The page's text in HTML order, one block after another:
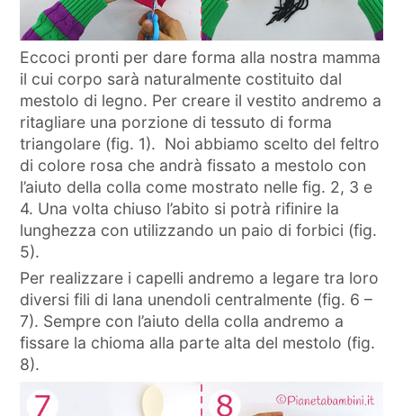
Eccoci pronti per dare forma alla nostra mamma
il cui corpo sarà naturalmente costituito dal
mestolo di legno. Per creare il vestito andremo a
ritagliare una porzione di tessuto di forma
triangolare (fig. 1). Noi abbiamo scelto del feltro
di colore rosa che andrà fissato a mestolo con
l’aiuto della colla come mostrato nelle fig. 2, 3 e
4. Una volta chiuso l’abito si potrà rifinire la
lunghezza con utilizzando un paio di forbici (fig.
5).
Per realizzare i capelli andremo a legare tra loro
diversi fili di lana unendoli centralmente (fig. 6 –
7). Sempre con l’aiuto della colla andremo a
fissare la chioma alla parte alta del mestolo (fig.
8).